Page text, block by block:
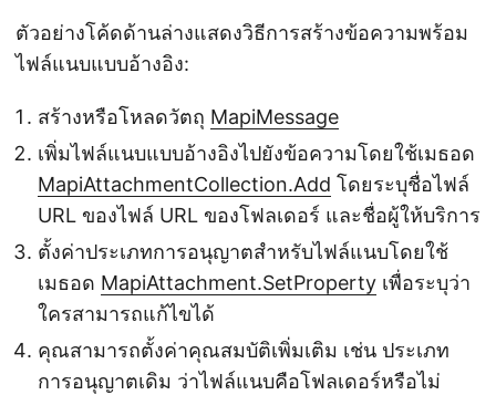
ตัวอย่างโค้ดด้านล่างแสดงวิธีการสร้างข้อความพร้อม
ไฟล์แนบแบบอ้างอิง:
สร้างหรือโหลดวัตถุ MapiMessage
เพิ่มไฟล์แนบแบบอ้างอิงไปยังข้อความโดยใช้เมธอด
MapiAttachmentCollection.Add โดยระบุชื่อไฟล์
URL ของไฟล์ URL ของโฟลเดอร์ และชื่อผู้ให้บริการ
ตั้งค่าประเภทการอนุญาตสำหรับไฟล์แนบโดยใช้
เมธอด MapiAttachment.SetProperty เพื่อระบุว่า
ใครสามารถแก้ไขได้
คุณสามารถตั้งค่าคุณสมบัติเพิ่มเติม เช่น ประเภท
การอนุญาตเดิม ว่าไฟล์แนบคือโฟลเดอร์หรือไม่